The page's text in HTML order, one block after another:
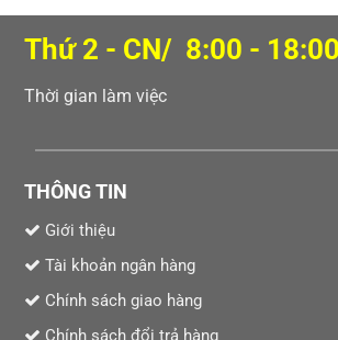
Thứ 2 - CN/ 8:00 - 18:00
Thời gian làm việc
THÔNG TIN
Giới thiệu
Tài khoản ngân hàng
Chính sách giao hàng
Chính sách đổi trả hàng